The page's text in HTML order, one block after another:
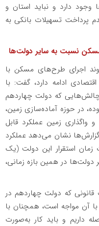
وجود دارد و نباید استان و
پرداخت تسهیلات بانکی به
نسبت به سایر دولت‌ها
اجرای طرح‌های مسکن با
ادامه دارد، گفت: با
که دولت چهاردهم
در حوزه آماده‌سازی زمین،
واگذاری زمین عملکرد قابل
نشان می‌دهد عملکرد
استقرار این دولت (یک
دولت‌ها در همین بازه زمانی،
قانونی که دولت چهاردهم در
آن مواجه است، همچنان با
داریم و باید کار به‌صورت